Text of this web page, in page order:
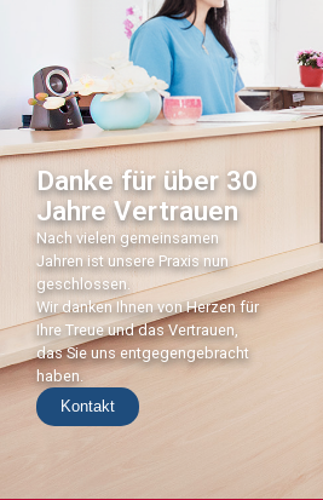
Danke für über 30
Jahre Vertrauen
Nach vielen gemeinsamen
Jahren ist unsere Praxis nun
geschlossen.
Wir danken Ihnen von Herzen für
Ihre Treue und das Vertrauen,
das Sie uns entgegengebracht
haben.
Kontakt